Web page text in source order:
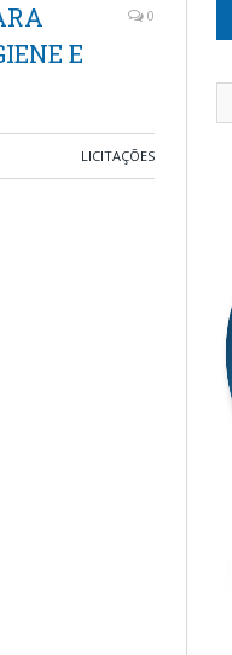
E
0
LICITAÇÕES